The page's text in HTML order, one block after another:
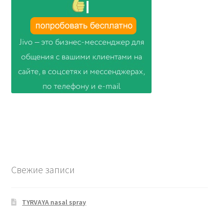
Свежие записи
TYRVAYA nasal spray